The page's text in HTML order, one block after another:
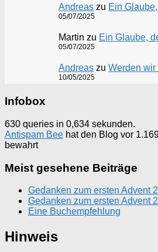
Andreas zu Ein
05/07/2025
Martin zu Ein Glaube,
05/07/2025
Andreas zu Werden
10/05/2025
Infobox
630 queries in 0,634 sekunden.
Antispam Bee hat den Blog vor
bewahrt
Meist gesehene Beiträge
Gedanken zum ersten Advent
Gedanken zum ersten Advent
Eine Buchempfehlung
Hinweis